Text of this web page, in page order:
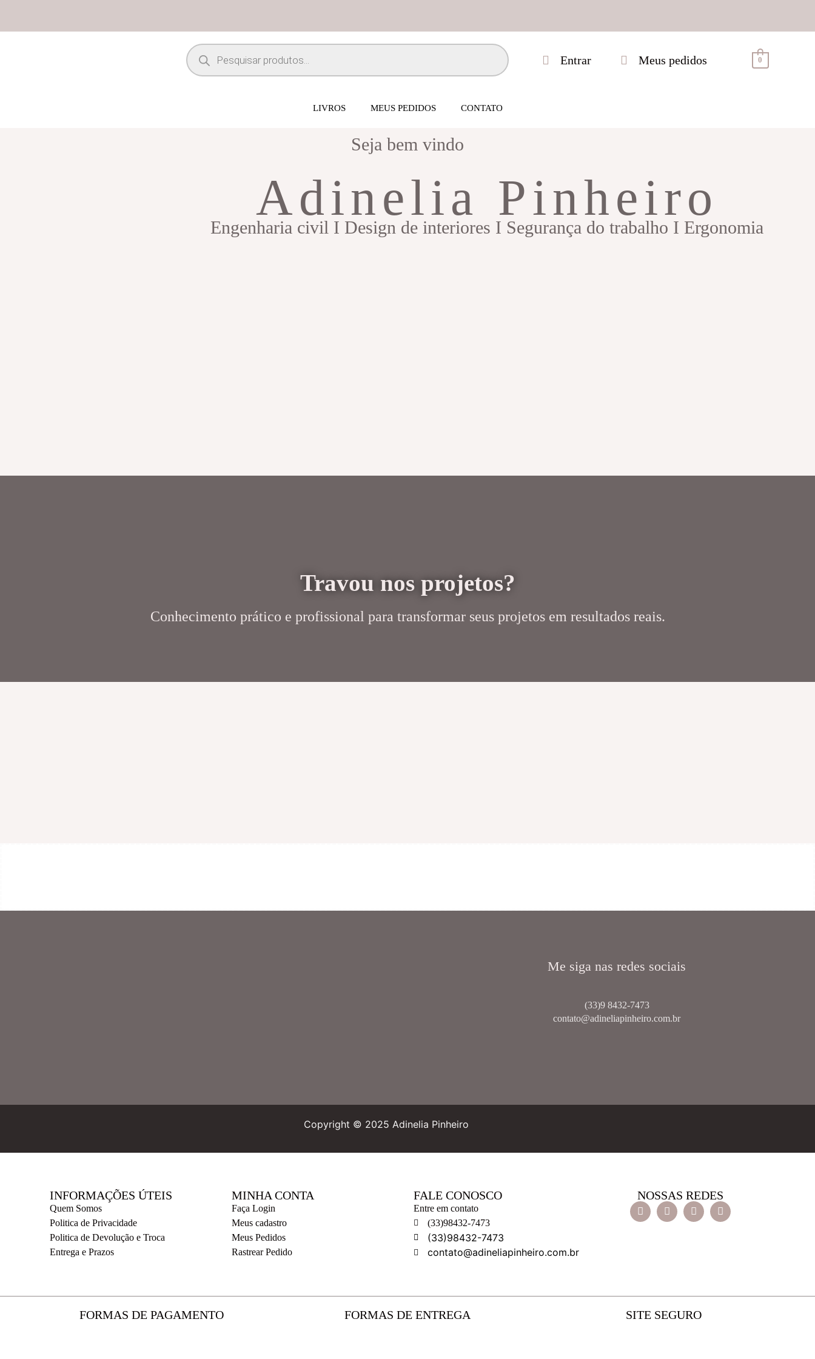
Entrar Meus pedidos 0
LIVROS MEUS PEDIDOS CONTATO
Seja bem vindo
Adinelia Pinheiro
Engenharia civil I Design de interiores I Segurança do trabalho I Ergonomia
Travou nos projetos?
Conhecimento prático e profissional para transformar seus projetos em resultados reais.
Me siga nas redes sociais
(33)9 8432-7473
contato@adineliapinheiro.com.br
Copyright © 2025 Adinelia Pinheiro
INFORMAÇÕES ÚTEIS
Quem Somos
Politica de Privacidade
Politica de Devolução e Troca
Entrega e Prazos
MINHA CONTA
Faça Login
Meus cadastro
Meus Pedidos
Rastrear Pedido
FALE CONOSCO
Entre em contato
(33)98432-7473
(33)98432-7473
contato@adineliapinheiro.com.br
NOSSAS REDES
FORMAS DE PAGAMENTO FORMAS DE ENTREGA SITE SEGURO